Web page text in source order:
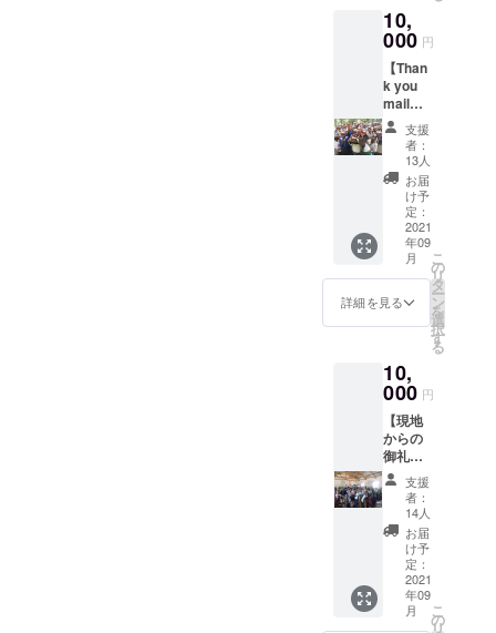
ご連絡
させて
いただ
きま
す。）
※10ペー
ジにま
とめた
写真集
となり
ます。
礼メー
ルをお
送りし
ます。
10,
000 円
【Than
k you
mail③
】 ご支
援に対
する感
謝の気
持を込
めて、
現地タ
ンザニ
ア人ス
タッフ
のコメ
ントも
添え
礼メー
ルをお
送りし
ます。
また、
現地の
様子を
お伝え
するた
め、支
援先の
小学校
やそこ
に通う
子供た
支援
者：
13人
お届
け予
定：
2021
年09
月
詳細を見る
こ
の
リ
タ
ー
ン
を
選
択
す
る
10,
000 円
【現地
からの
御礼ポ
スト
カード
①】 タ
ンザニ
ア現地
から、
タンザ
ニア人
スタッ
支援
者：
14人
お届
け予
定：
2021
年09
月
こ
の
リ